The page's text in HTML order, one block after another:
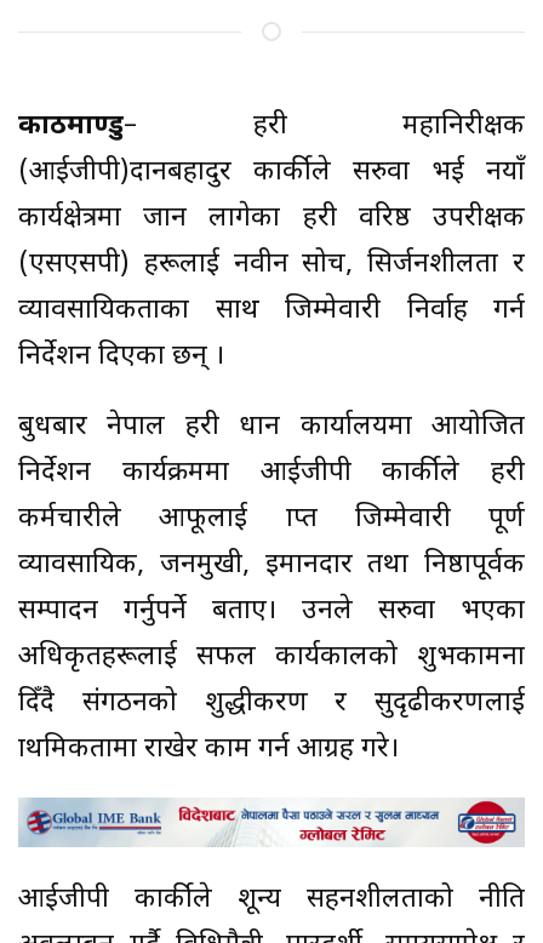
काठमाण्डु– प्रहरी महानिरीक्षक
(आईजीपी)दानबहादुर कार्कीले सरुवा भई नयाँ
कार्यक्षेत्रमा जान लागेका प्रहरी वरिष्ठ उपरीक्षक
(एसएसपी) हरूलाई नवीन सोच, सिर्जनशीलता र
व्यावसायिकताका साथ जिम्मेवारी निर्वाह गर्न
निर्देशन दिएका छन् ।
बुधबार नेपाल प्रहरी प्रधान कार्यालयमा आयोजित
निर्देशन कार्यक्रममा आईजीपी कार्कीले प्रहरी
कर्मचारीले आफूलाई प्राप्त जिम्मेवारी पूर्ण
व्यावसायिक, जनमुखी, इमानदार तथा निष्ठापूर्वक
सम्पादन गर्नुपर्ने बताए। उनले सरुवा भएका
अधिकृतहरूलाई सफल कार्यकालको शुभकामना
दिँदै संगठनको शुद्धीकरण र सुदृढीकरणलाई
प्राथमिकतामा राखेर काम गर्न आग्रह गरे।
आईजीपी कार्कीले शून्य सहनशीलताको नीति